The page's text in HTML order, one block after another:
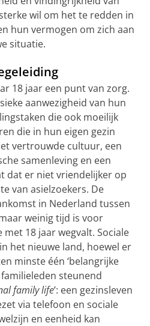
wil om het te redden in
hun vermogen om zich aan
situatie.
18 jaar een punt van zorg.
aanwezigheid van hun
die ook moeilijk
die in hun eigen gezin
vertrouwde cultuur, een
samenleving en een
dat er niet vriendelijker op
van asielzoekers. De
in Nederland tussen
weinig tijd is voor
18 jaar wegvalt. Sociale
het nieuwe land, hoewel er
minste één ‘belangrijke
steunend
family life’: een gezinsleven
via telefoon en sociale
en eenheid kan